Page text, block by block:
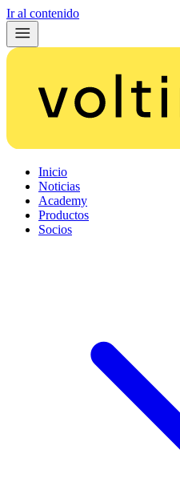
Ir al contenido
Inicio
Noticias
Academy
Productos
Socios